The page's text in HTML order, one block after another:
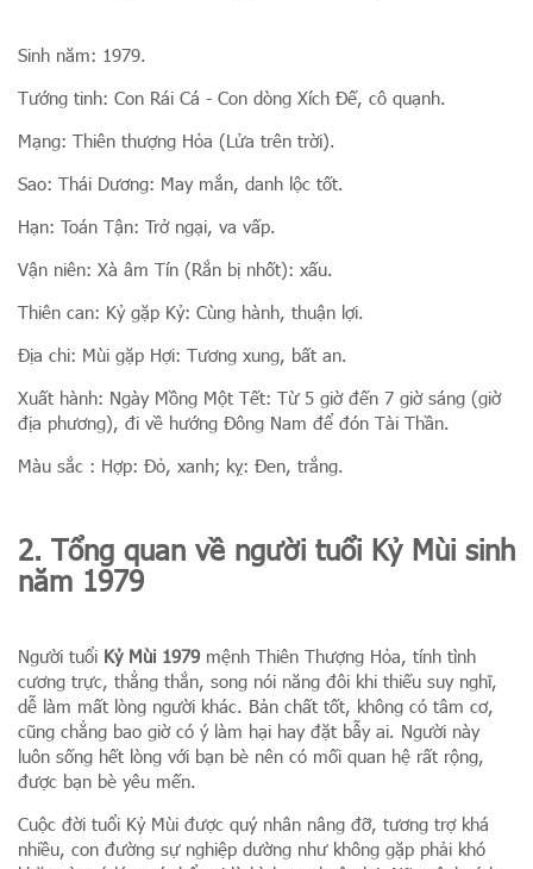
Sinh năm: 1979.
Tướng tinh: Con Rái Cá - Con dòng Xích Đế, cô quạnh.
Mạng: Thiên thượng Hỏa (Lửa trên trời).
Sao: Thái Dương: May mắn, danh lộc tốt.
Hạn: Toán Tận: Trở ngại, va vấp.
Vận niên: Xà âm Tín (Rắn bị nhốt): xấu.
Thiên can: Kỷ gặp Kỷ: Cùng hành, thuận lợi.
Địa chi: Mùi gặp Hợi: Tương xung, bất an.
Xuất hành: Ngày Mồng Một Tết: Từ 5 giờ đến 7 giờ sáng (giờ
địa phương), đi về hướng Đông Nam để đón Tài Thần.
Màu sắc : Hợp: Đỏ, xanh; kỵ: Đen, trắng.
2. Tổng quan về người tuổi Kỷ Mùi sinh
năm 1979
Người tuổi Kỷ Mùi 1979 mệnh Thiên Thượng Hỏa, tính tình
cương trực, thẳng thắn, song nói năng đôi khi thiếu suy nghĩ,
dễ làm mất lòng người khác. Bản chất tốt, không có tâm cơ,
cũng chẳng bao giờ có ý làm hại hay đặt bẫy ai. Người này
luôn sống hết lòng với bạn bè nên có mối quan hệ rất rộng,
được bạn bè yêu mến.
Cuộc đời tuổi Kỷ Mùi được quý nhân nâng đỡ, tương trợ khá
nhiều, con đường sự nghiệp dường như không gặp phải khó